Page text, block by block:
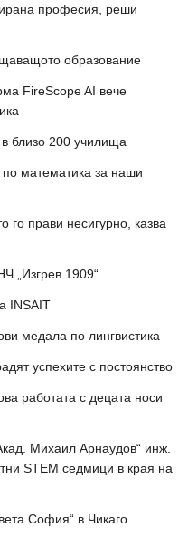
професия, реши
образование
FireScope AI вече
близо 200 училища
математика за наши
го прави несигурно, казва
„Изгрев 1909“
INSAIT
медала по лингвистика
успехите с постоянство
работата с децата носи
Михаил Арнаудов“ инж.
STEM седмици в края на
София“ в Чикаго